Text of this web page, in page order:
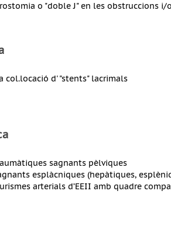
o "doble J" en les obstruccions
col.locació d' "stents" lacrimals
sagnants pèlviques
esplàcniques (hepàtiques,
arterials d’EEII amb quadre